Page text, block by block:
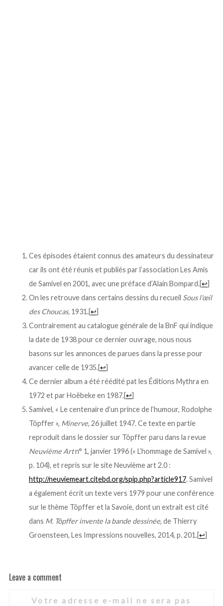
Ces épisodes étaient connus des amateurs du dessinateur
car ils ont été réunis et publiés par l’association Les Amis
de Samivel en 2001, avec une préface d’Alain Bompard.[↩]
On les retrouve dans certains dessins du recueil Sous l’œil
des Choucas, 1931.[↩]
Contrairement au catalogue générale de la BnF qui indique
la date de 1938 pour ce dernier ouvrage, nous nous
basons sur les annonces de parues dans la presse pour
avancer celle de 1935.[↩]
Ce dernier album a été réédité pat les Éditions Mythra en
1972 et par Hoëbeke en 1987.[↩]
Samivel, « Le centenaire d’un prince de l’humour, Rodolphe
Töpffer », Minerve, 26 juillet 1947. Ce texte en partie
reproduit dans le dossier sur Töpffer paru dans la revue
Neuvième Artn° 1, janvier 1996 (« L’hommage de Samivel »,
p. 104), et repris sur le site Neuvième art 2.0 :
http://neuviemeart.citebd.org/spip.php?article917. Samivel
a également écrit un texte vers 1979 pour une conférence
sur le thème Töpffer et la Savoie, dont un extrait est cité
dans M. Töpffer invente la bande dessinée, de Thierry
Groensteen, Les Impressions nouvelles, 2014, p. 201.[↩]
Leave a comment
Votre adresse e-mail ne sera pas